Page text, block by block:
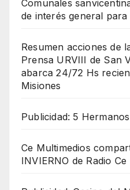
Comunales
de interés general
Resumen acciones de
Prensa URVIII de San
abarca 24/72 Hs
Misiones
Publicidad: 5
Ce Multimedios
INVIERNO de Radio Ce